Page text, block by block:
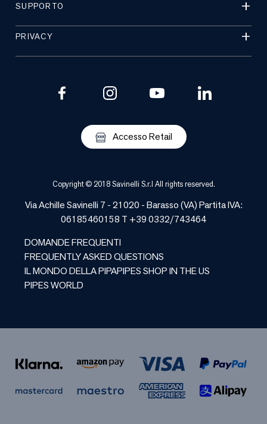
SUPPORTO
PRIVACY
Accesso Retail
Copyright © 2018 Savinelli S.r.l All rights reserved.
Via Achille Savinelli 7 - 21020 -Barasso(VA) Partita IVA:
06185460158 T +39 0332/743464
DOMANDE FREQUENTI
FREQUENTLY ASKED QUESTIONS
IL MONDO DELLA PIPAPIPES SHOP IN THE US
PIPES WORLD